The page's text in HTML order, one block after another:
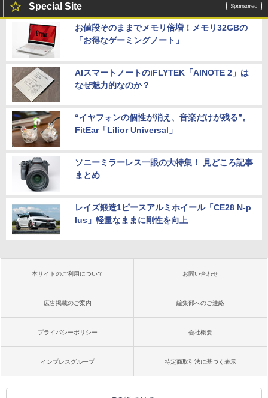
Special Site
お値段そのままでメモリ倍増！メモリ32GBの
「お得なゲーミングノート」
AIスマートノートのiFLYTEK「AINOTE 2」は
なぜ魅力的なのか？
“イヤフォンの個性が消え、音楽だけが残る”。
FitEar「Lilior Universal」
ソニーミラーレス一眼の大特集！ 見どころ記事
まとめ
レイズ鍛造1ピースアルミホイール「CE28 N-p
lus」軽量なままに剛性を向上
本サイトのご利用について お問い合わせ
広告掲載のご案内 編集部へのご連絡
プライバシーポリシー 会社概要
インプレスグループ 特定商取引法に基づく表示